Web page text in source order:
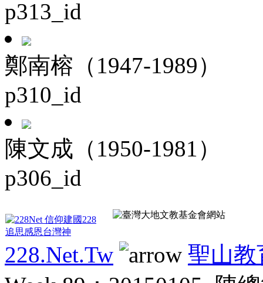
p313_id
鄭南榕（1947-1989）
p310_id
陳文成（1950-1981）
p306_id
228.Net.Tw
聖山教